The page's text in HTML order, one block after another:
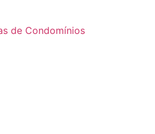
de Condomínios